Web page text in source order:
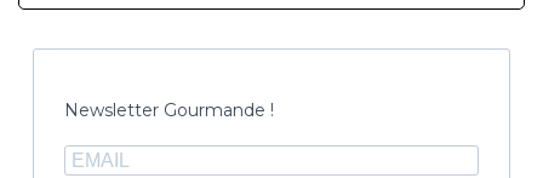
Newsletter Gourmande !